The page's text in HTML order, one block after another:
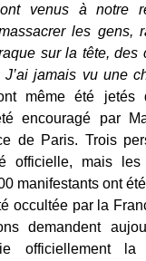
venus à notre
les gens,
sur la tête, des
jamais vu une
même été
encouragé par
de Paris. Trois
officielle, mais les
manifestants ont
occultée par la
demandent
officiellement